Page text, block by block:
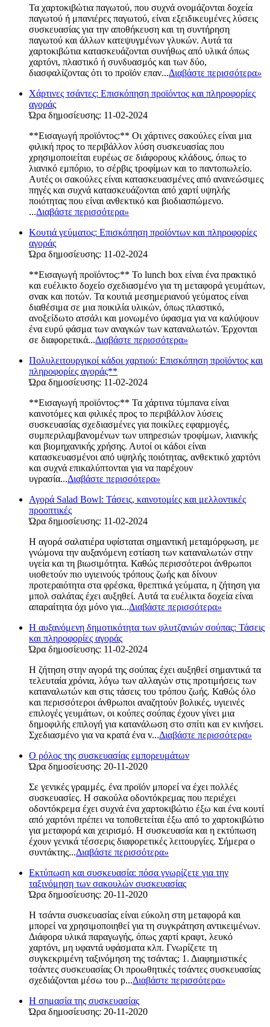
Τα χαρτοκιβώτια παγωτού, που συχνά ονομάζονται δοχεία
παγωτού ή μπανιέρες παγωτού, είναι εξειδικευμένες λύσεις
συσκευασίας για την αποθήκευση και τη συντήρηση
παγωτού και άλλων κατεψυγμένων γλυκών. Αυτά τα
χαρτοκιβώτια κατασκευάζονται συνήθως από υλικά όπως
χαρτόνι, πλαστικό ή συνδυασμός και των δύο,
διασφαλίζοντας ότι το προϊόν επαν...Διαβάστε περισσότερα»
Χάρτινες τσάντες: Επισκόπηση προϊόντος και πληροφορίες
αγοράς
Ώρα δημοσίευσης: 11-02-2024
**Εισαγωγή προϊόντος:** Οι χάρτινες σακούλες είναι μια
φιλική προς το περιβάλλον λύση συσκευασίας που
χρησιμοποιείται ευρέως σε διάφορους κλάδους, όπως το
λιανικό εμπόριο, το σέρβις τροφίμων και το παντοπωλείο.
Αυτές οι σακούλες είναι κατασκευασμένες από ανανεώσιμες
πηγές και συχνά κατασκευάζονται από χαρτί υψηλής
ποιότητας που είναι ανθεκτικό και βιοδιασπώμενο.
...Διαβάστε περισσότερα»
Κουτιά γεύματος: Επισκόπηση προϊόντων και πληροφορίες
αγοράς
Ώρα δημοσίευσης: 11-02-2024
**Εισαγωγή προϊόντος:** Το lunch box είναι ένα πρακτικό
και ευέλικτο δοχείο σχεδιασμένο για τη μεταφορά γευμάτων,
σνακ και ποτών. Τα κουτιά μεσημεριανού γεύματος είναι
διαθέσιμα σε μια ποικιλία υλικών, όπως πλαστικό,
ανοξείδωτο ατσάλι και μονωμένο ύφασμα για να καλύψουν
ένα ευρύ φάσμα των αναγκών των καταναλωτών. Έρχονται
σε διαφορετικά...Διαβάστε περισσότερα»
Πολυλειτουργικοί κάδοι χαρτιού: Επισκόπηση προϊόντος και
πληροφορίες αγοράς**
Ώρα δημοσίευσης: 11-02-2024
**Εισαγωγή προϊόντος:** Τα χάρτινα τύμπανα είναι
καινοτόμες και φιλικές προς το περιβάλλον λύσεις
συσκευασίας σχεδιασμένες για ποικίλες εφαρμογές,
συμπεριλαμβανομένων των υπηρεσιών τροφίμων, λιανικής
και βιομηχανικής χρήσης. Αυτοί οι κάδοι είναι
κατασκευασμένοι από υψηλής ποιότητας, ανθεκτικό χαρτόνι
και συχνά επικαλύπτονται για να παρέχουν
υγρασία...Διαβάστε περισσότερα»
Αγορά Salad Bowl: Τάσεις, καινοτομίες και μελλοντικές
προοπτικές
Ώρα δημοσίευσης: 11-02-2024
Η αγορά σαλατιέρα υφίσταται σημαντική μεταμόρφωση, με
γνώμονα την αυξανόμενη εστίαση των καταναλωτών στην
υγεία και τη βιωσιμότητα. Καθώς περισσότεροι άνθρωποι
υιοθετούν πιο υγιεινούς τρόπους ζωής και δίνουν
προτεραιότητα στα φρέσκα, θρεπτικά γεύματα, η ζήτηση για
μπολ σαλάτας έχει αυξηθεί. Αυτά τα ευέλικτα δοχεία είναι
απαραίτητα όχι μόνο για...Διαβάστε περισσότερα»
Η αυξανόμενη δημοτικότητα των φλυτζανιών σούπας: Τάσεις
και πληροφορίες αγοράς
Ώρα δημοσίευσης: 11-02-2024
Η ζήτηση στην αγορά της σούπας έχει αυξηθεί σημαντικά τα
τελευταία χρόνια, λόγω των αλλαγών στις προτιμήσεις των
καταναλωτών και στις τάσεις του τρόπου ζωής. Καθώς όλο
και περισσότεροι άνθρωποι αναζητούν βολικές, υγιεινές
επιλογές γευμάτων, οι κούπες σούπας έχουν γίνει μια
δημοφιλής επιλογή για κατανάλωση στο σπίτι και εν κινήσει.
Σχεδιασμένο για να κρατά ένα v...Διαβάστε περισσότερα»
Ο ρόλος της συσκευασίας εμπορευμάτων
Ώρα δημοσίευσης: 20-11-2020
Σε γενικές γραμμές, ένα προϊόν μπορεί να έχει πολλές
συσκευασίες. Η σακούλα οδοντόκρεμας που περιέχει
οδοντόκρεμα έχει συχνά ένα χαρτοκιβώτιο έξω και ένα κουτί
από χαρτόνι πρέπει να τοποθετείται έξω από το χαρτοκιβώτιο
για μεταφορά και χειρισμό. Η συσκευασία και η εκτύπωση
έχουν γενικά τέσσερις διαφορετικές λειτουργίες. Σήμερα ο
συντάκτης...Διαβάστε περισσότερα»
Εκτύπωση και συσκευασία: πόσα γνωρίζετε για την
ταξινόμηση των σακουλών συσκευασίας
Ώρα δημοσίευσης: 20-11-2020
Η τσάντα συσκευασίας είναι εύκολη στη μεταφορά και
μπορεί να χρησιμοποιηθεί για τη συγκράτηση αντικειμένων.
Διάφορα υλικά παραγωγής, όπως χαρτί κραφτ, λευκό
χαρτόνι, μη υφαντά υφάσματα κλπ. Γνωρίζετε τη
συγκεκριμένη ταξινόμηση της τσάντας; 1. Διαφημιστικές
τσάντες συσκευασίας Οι προωθητικές τσάντες συσκευασίας
σχεδιάζονται μέσω του p...Διαβάστε περισσότερα»
Η σημασία της συσκευασίας
Ώρα δημοσίευσης: 20-11-2020